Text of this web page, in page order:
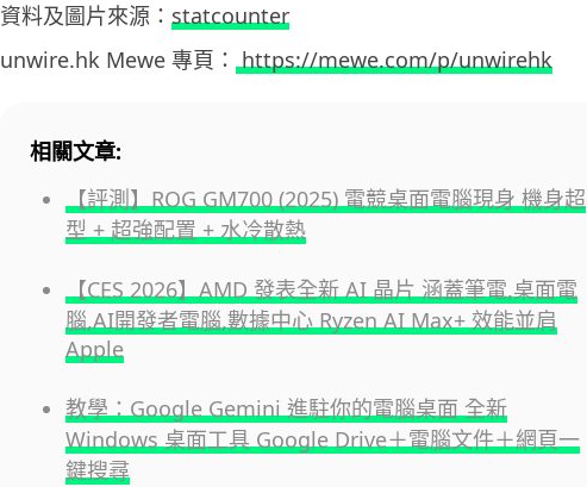
資料及圖片來源： statcounter
unwire.hk Mewe 專頁： https://mewe.com/p/unwirehk
相關文章:
【評測】ROG GM700 (2025) 電競桌面電腦現身 機身超
型 + 超強配置 + 水冷散熱
【CES 2026】AMD 發表全新 AI 晶片 涵蓋筆電,桌面電
腦,AI開發者電腦,數據中心 Ryzen AI Max+ 效能並肩
Apple
教學：Google Gemini 進駐你的電腦桌面 全新
Windows 桌面工具 Google Drive＋電腦文件＋網頁一
鍵搜尋